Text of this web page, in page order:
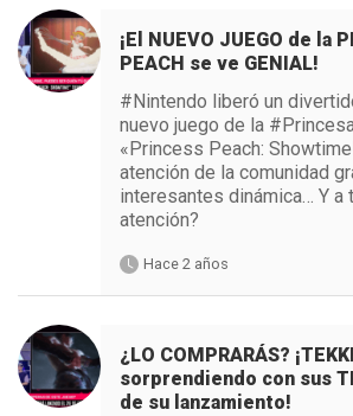
¡El NUEVO JUEGO de la
PEACH se ve GENIAL!
#Nintendo liberó un
nuevo juego de la
«Princess Peach:
atención de la comunidad
interesantes dinámica… Y a
atención?
Hace 2 años
¿LO COMPRARÁS?
sorprendiendo con sus
de su lanzamiento!